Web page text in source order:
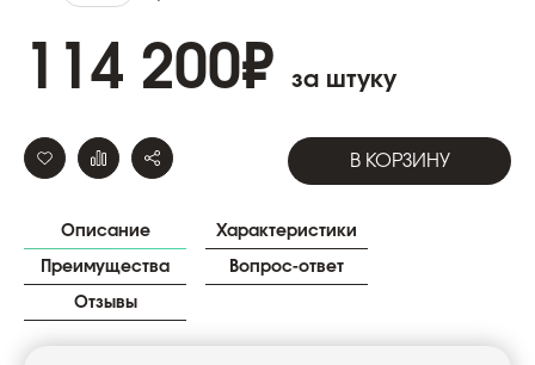
114 200₽ за штуку
В КОРЗИНУ
Описание Характеристики
Преимущества Вопрос-ответ
Отзывы